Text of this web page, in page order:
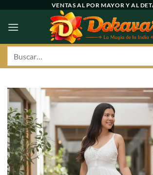
contenido
VENTAS AL POR MAYOR Y AL